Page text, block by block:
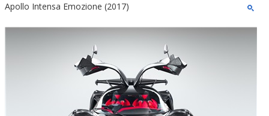
Apollo Intensa Emozione (2017)